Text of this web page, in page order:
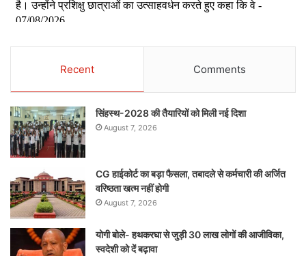
Recent Comments
सिंहस्थ-2028 की तैयारियों को मिली नई दिशा
August 7, 2026
CG हाईकोर्ट का बड़ा फैसला, तबादले से कर्मचारी की अर्जित
वरिष्ठता खत्म नहीं होगी
August 7, 2026
योगी बोले- हथकरघा से जुड़ी 30 लाख लोगों की आजीविका,
स्वदेशी को दें बढ़ावा